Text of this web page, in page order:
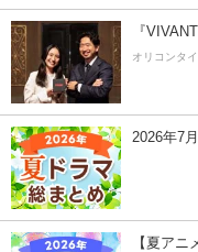
『
オリコンタ
2026年7
【夏ア